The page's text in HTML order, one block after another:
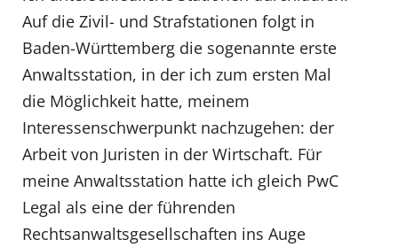
Auf die Zivil- und Strafstationen folgt in
Baden-Württemberg die sogenannte erste
Anwaltsstation, in der ich zum ersten Mal
die Möglichkeit hatte, meinem
Interessenschwerpunkt nachzugehen: der
Arbeit von Juristen in der Wirtschaft. Für
meine Anwaltsstation hatte ich gleich PwC
Legal als eine der führenden
Rechtsanwaltsgesellschaften ins Auge